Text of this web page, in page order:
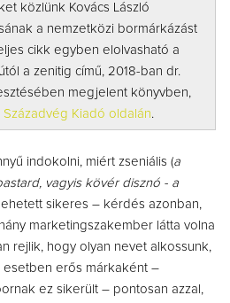
közlünk Kovács László
a nemzetközi bormárkázást
cikk egyben elolvasható a
a zenitig című, 2018-ban dr.
megjelent könyvben,
Kiadó oldalán.
indokolni, miért zseniális (a
vagyis kövér disznó - a
sikeres – kérdés azonban,
marketingszakember látta volna
rejlik, hogy olyan nevet alkossunk,
erős márkaként –
ez sikerült – pontosan azzal,